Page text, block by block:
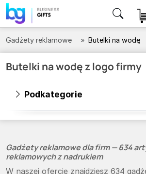
Gadżety reklamowe Butelki na wodę
Butelki na wodę z logo firmy
Podkategorie
Gadżety reklamowe dla firm — 634
reklamowych z nadrukiem
W naszej ofercie znajdziesz 634